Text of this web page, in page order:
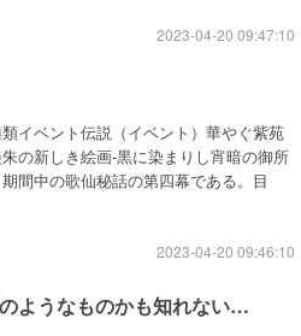
2023-04-20 09:47:10
イベント伝説（イベント）華やぐ紫苑
の新しき絵画-黒に染まりし宵暗の御所
間中の歌仙秘話の第四幕である。目
2023-04-20 09:46:10
ようなものかも知れない…